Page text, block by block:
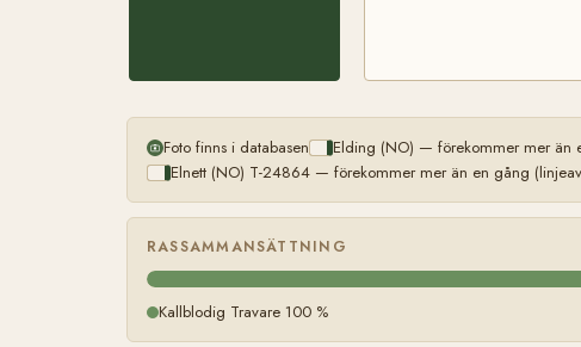
Foto finns i databasen Elding (NO) — förekommer mer än
Elnett (NO) T-24864 — förekommer mer än en gång
RASSAMMANSÄTTNING
Kallblodig Travare 100 %